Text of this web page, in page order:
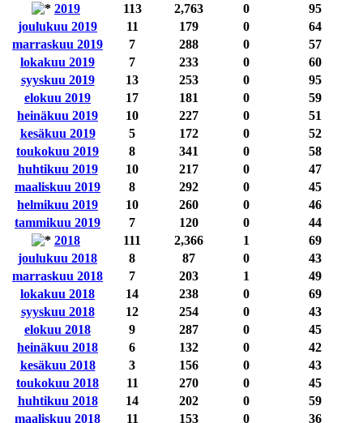
2019
113 2,763 0
95
joulukuu 2019
11 179 0
64
marraskuu 2019
7 288 0
57
lokakuu 2019
7 233 0
60
syyskuu 2019
13 253 0
95
elokuu 2019
17 181 0
59
heinäkuu 2019
10 227 0
51
kesäkuu 2019
5 172 0
52
toukokuu 2019
8 341 0
58
huhtikuu 2019
10 217 0
47
maaliskuu 2019
8 292 0
45
helmikuu 2019
10 260 0
46
tammikuu 2019
7 120 0
44
2018
111 2,366 1
69
joulukuu 2018
8 87 0
43
marraskuu 2018
7 203 1
49
lokakuu 2018
14 238 0
69
syyskuu 2018
12 254 0
43
elokuu 2018
9 287 0
45
heinäkuu 2018
6 132 0
42
kesäkuu 2018
3 156 0
43
toukokuu 2018
11 270 0
45
huhtikuu 2018
14 202 0
59
maaliskuu 2018
11 153 0 36